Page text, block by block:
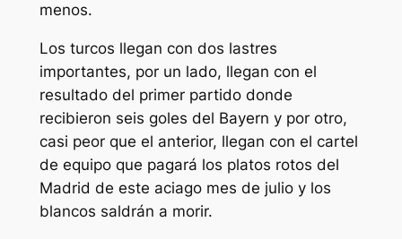
menos.
Los turcos llegan con dos lastres
importantes, por un lado, llegan con el
resultado del primer partido donde
recibieron seis goles del Bayern y por otro,
casi peor que el anterior, llegan con el cartel
de equipo que pagará los platos rotos del
Madrid de este aciago mes de julio y los
blancos saldrán a morir.